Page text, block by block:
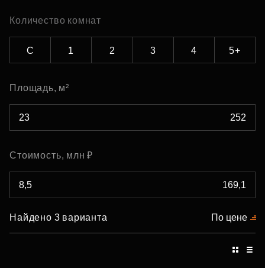
Количество комнат
С 1 2 3 4 5+
Площадь, м²
Стоимость, млн ₽
Найдено 3 варианта По цене